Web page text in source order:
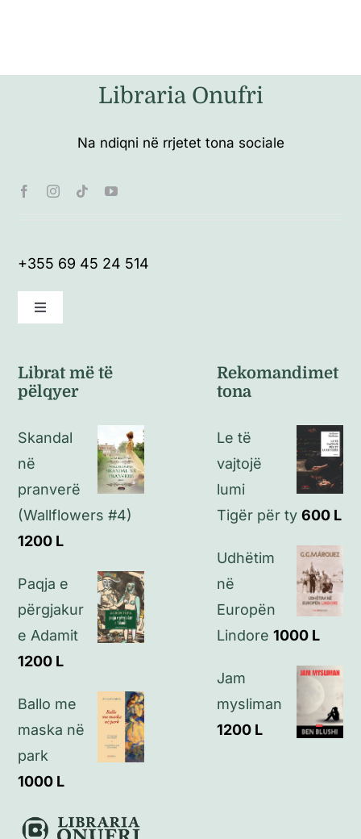
Libraria Onufri
Na ndiqni në rrjetet tona sociale
+355 69 45 24 514
Toggle
Politikat e kthimeve
Politikat e privatësisë
Kontakt
Librat më të
pëlqyer
Skandal
në
pranverë
(Wallflowers #4)
1200 L
Paqja e
përgjakur
e Adamit
1200 L
Ballo me
maska në
park
1000 L
Rekomandimet
tona
Le të
vajtojë
lumi
Tigër për ty 600 L
Udhëtim
në
Europën
Lindore 1000 L
Jam
mysliman
1200 L